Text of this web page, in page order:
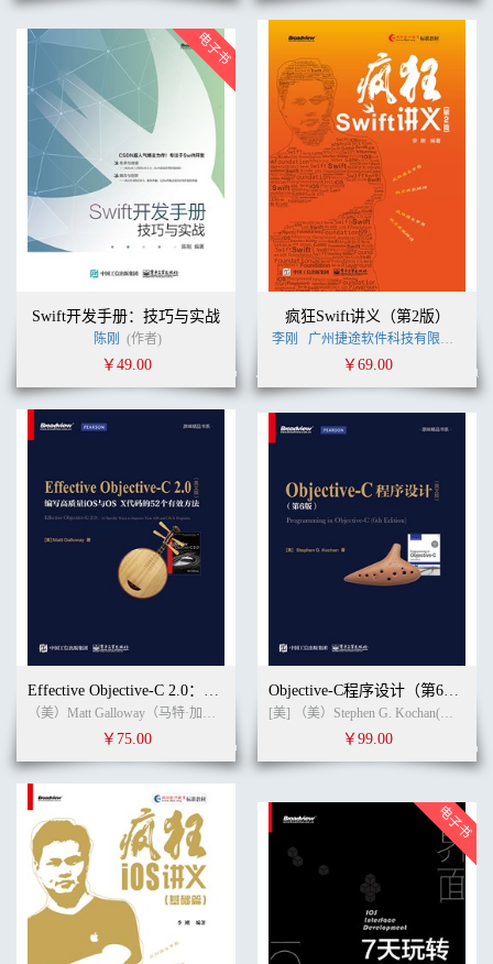
Swift开发手册：技巧与实战
陈刚 (作者)
￥49.00
疯狂Swift讲义（第2版）
李刚 广州捷途软件科技有限公司
￥69.00
Effective Objective-C 2.0：编写高质量iOS与OS X代码的52个有效方法 英文版
（美）Matt Galloway（马特·加洛韦） (作者) 无 (译者)
￥75.00
Objective-C程序设计（第6版）英文版
[美] （美）Stephen G. Kochan(史蒂芬.G.寇肯) (作者) （美）Stephen G. Kochan（史蒂芬.G.寇肯） (译者)
￥99.00